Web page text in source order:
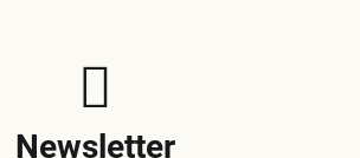
Newsletter